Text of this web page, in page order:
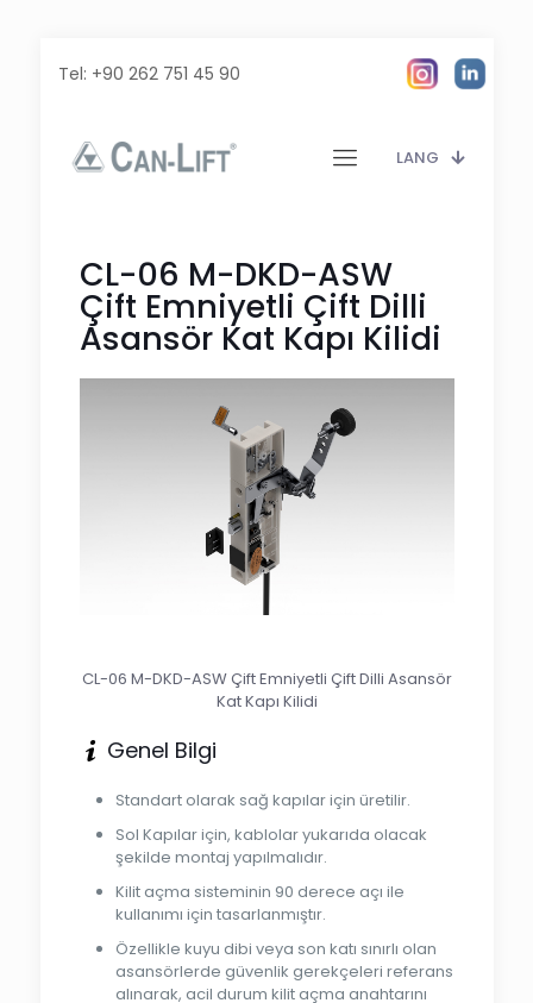
Tel: +90 262 751 45 90
LANG
CL-06 M-DKD-ASW
Çift Emniyetli Çift Dilli
Asansör Kat Kapı Kilidi
CL-06 M-DKD-ASW Çift Emniyetli Çift Dilli Asansör
Kat Kapı Kilidi
Genel Bilgi
Standart olarak sağ kapılar için üretilir.
Sol Kapılar için, kablolar yukarıda olacak
şekilde montaj yapılmalıdır.
Kilit açma sisteminin 90 derece açı ile
kullanımı için tasarlanmıştır.
Özellikle kuyu dibi veya son katı sınırlı olan
asansörlerde güvenlik gerekçeleri referans
alınarak, acil durum kilit açma anahtarını